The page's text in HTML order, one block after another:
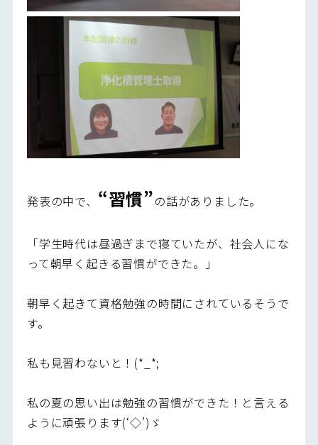
発表の中で、 “習慣”の話がありました。
「学生時代は昼過ぎまで寝ていたが、社会人にな
って朝早く起きる習慣ができた。」
朝早く起きて資格勉強の時間にされているそうで
す。
私も見習わないと！(*_*;
私の夏の思い出は勉強の習慣ができた！と言える
ように頑張ります(‘◇’)ゞ